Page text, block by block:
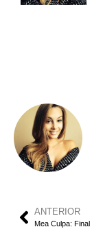
ANTERIOR